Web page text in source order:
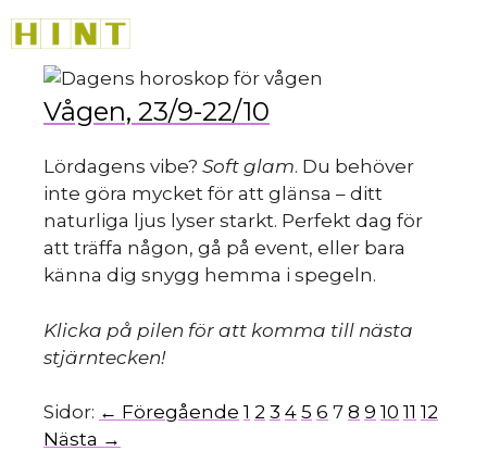
till
innehåll
Vågen, 23/9-22/10
Lördagens vibe? Soft glam. Du behöver
inte göra mycket för att glänsa – ditt
naturliga ljus lyser starkt. Perfekt dag för
att träffa någon, gå på event, eller bara
känna dig snygg hemma i spegeln.
Klicka på pilen för att komma till nästa
stjärntecken!
Sidor: ← Föregående 1 2 3 4 5 6 7 8 9 10 11 12
Nästa →